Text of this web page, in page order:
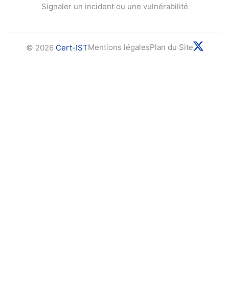
Signaler un incident ou une vulnérabilité
© 2026 Cert-ISTMentions légalesPlan du Site